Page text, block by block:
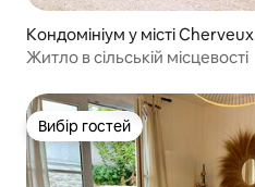
Кондомініум у місті Cherveux
Житло в сільській місцевості
Вибір гостей
Вибір гостей